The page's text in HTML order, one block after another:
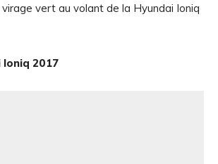
virage vert au volant de la Hyundai Ioniq
Ioniq 2017